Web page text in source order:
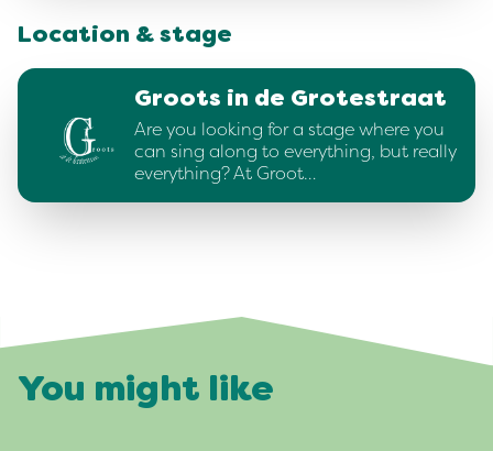
Location & stage
Groots in de Grotestraat
Are you looking for a stage where you
can sing along to everything, but really
everything? At Groot…
You might like